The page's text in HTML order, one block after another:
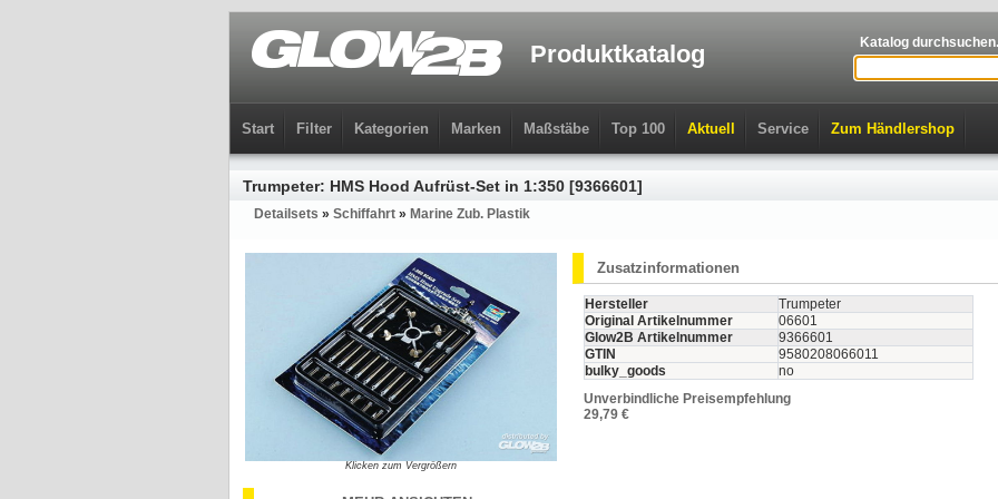
Produktkatalog Katalog
Start Filter Kategorien Marken Maßstäbe Top 100 Aktuell Service Zum Händlershop
Trumpeter: HMS Hood Aufrüst-Set in 1:350 [9366601]
Detailsets » Schiffahrt » Marine Zub. Plastik
Klicken zum Vergrößern
Zusatzinformationen
Hersteller
Trumpeter
Original Artikelnummer
06601
Glow2B Artikelnummer
9366601
GTIN
9580208066011
bulky_goods
no
Unverbindliche Preisempfehlung
29,79 €